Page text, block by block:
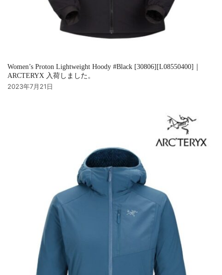
Women’s Proton Lightweight Hoody #Black [30806][L08550400]｜
ARCTERYX 入荷しました。
2023年7月21日